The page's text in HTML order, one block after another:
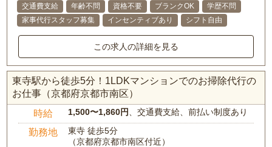
交通費支給
年齢不問 資格不要 ブランクOK
学歴不問
家事代行スタッフ募集
インセンティブあり シフト自由
この求人の詳細を見る
東寺駅から徒歩5分！1LDKマンションでのお掃除代行の
お仕事（京都府京都市南区）
時給 1,500〜1,860円 、交通費支給、前払い制度あり
勤務地
東寺 徒歩5分
（京都府京都市南区付近）